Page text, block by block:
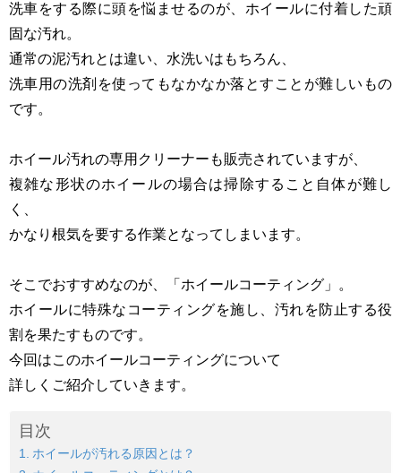
洗車をする際に頭を悩ませるのが、ホイールに付着した頑
固な汚れ。
通常の泥汚れとは違い、水洗いはもちろん、
洗車用の洗剤を使ってもなかなか落とすことが難しいもの
です。
ホイール汚れの専用クリーナーも販売されていますが、
複雑な形状のホイールの場合は掃除すること自体が難し
く、
かなり根気を要する作業となってしまいます。
そこでおすすめなのが、「ホイールコーティング」。
ホイールに特殊なコーティングを施し、汚れを防止する役
割を果たすものです。
今回はこのホイールコーティングについて
詳しくご紹介していきます。
目次
ホイールが汚れる原因とは？